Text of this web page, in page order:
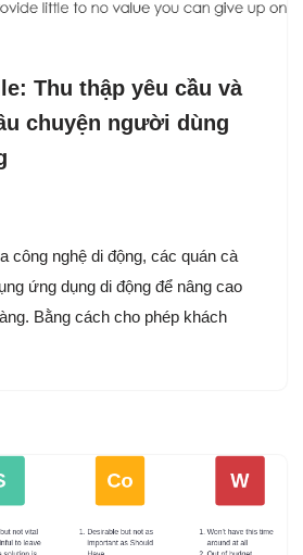
Thu thập yêu cầu và
chuyện người dùng
công nghệ di động, các quán cà
ứng dụng di động để nâng cao
Bằng cách cho phép khách